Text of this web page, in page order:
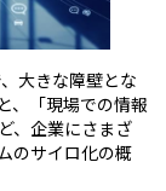
大きな障壁とな
、「現場での情報
、企業にさまざ
のサイロ化の概